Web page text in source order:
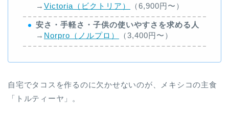
→ Victoria（ビクトリア） （6,900円〜）
安さ・手軽さ・子供の使いやすさを求める人
→ Norpro（ノルプロ） （3,400円〜）
自宅でタコスを作るのに欠かせないのが、メキシコの主食
「トルティーヤ」。